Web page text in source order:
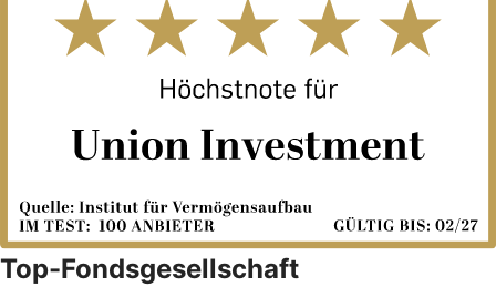
Top-Fondsgesellschaft